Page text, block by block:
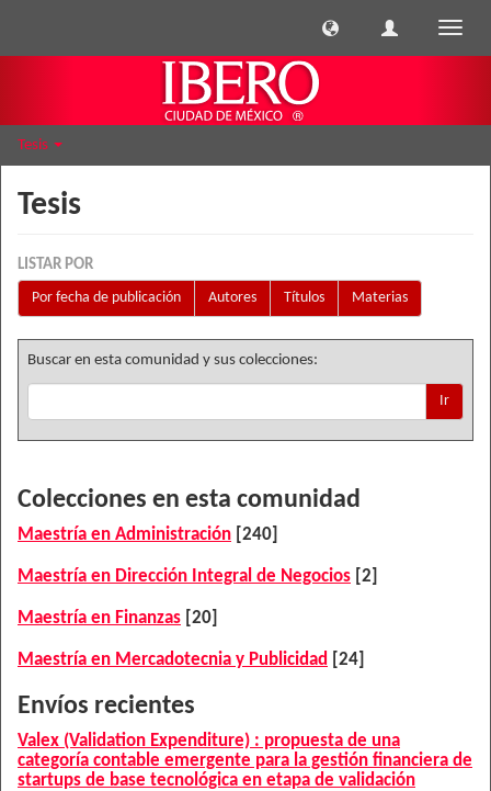
Tesis
Tesis
LISTAR POR
Por fecha de publicación
Autores Títulos Materias
Buscar en esta comunidad y sus colecciones:
Ir
Colecciones en esta comunidad
Maestría en Administración [240]
Maestría en Dirección Integral de Negocios [2]
Maestría en Finanzas [20]
Maestría en Mercadotecnia y Publicidad [24]
Envíos recientes
Valex (Validation Expenditure) : propuesta de una
categoría contable emergente para la gestión financiera de
startups de base tecnológica en etapa de validación